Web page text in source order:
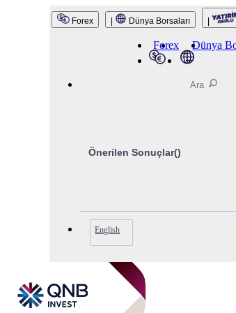
QNB Invest
Forex Dünya Borsaları
Forex Dünya
Önerilen Sonuçlar()
English